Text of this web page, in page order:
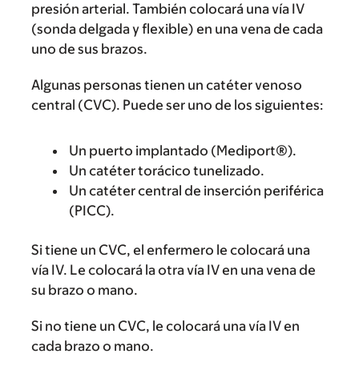
presión arterial. También colocará una vía IV
(sonda delgada y flexible) en una vena de cada
uno de sus brazos.
Algunas personas tienen un catéter venoso
central (CVC). Puede ser uno de los siguientes:
Un puerto implantado (Mediport®).
Un catéter torácico tunelizado.
Un catéter central de inserción periférica
(PICC).
Si tiene un CVC, el enfermero le colocará una
vía IV. Le colocará la otra vía IV en una vena de
su brazo o mano.
Si no tiene un CVC, le colocará una vía IV en
cada brazo o mano.